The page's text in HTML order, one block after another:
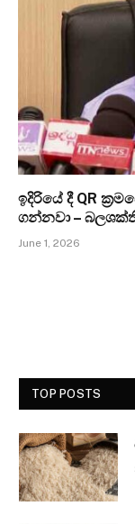
ඉදිරියේ දී QR
ගන්නවා –
June 1, 2026
TOP POSTS